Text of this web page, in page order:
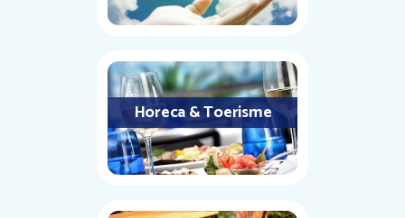
Horeca & Toerisme